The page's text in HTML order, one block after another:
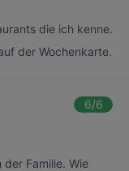
die ich kenne.
der Wochenkarte.
6/6
Familie. Wie